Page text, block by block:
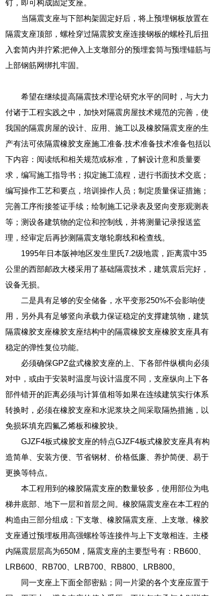
钉，即可构成固定支座。
当隔震支座与下部构架固定好后，将上预埋钢板放置在
隔震支座顶部，螺栓穿过隔震胶支座连接钢板的螺栓孔后扭
入套简内并拧紧;把伸入上支墩部分的预埋套筒与预埋锚筋与
上部钢筋网绑扎牢固。
希望在继续提高隔震技术理论研究水平的同时，与大力
付诸于工程实践之中，加快对隔震房屋技术规范的完善，使
我国的隔震房屋的设计、应用、施工以及橡胶隔震支座的生
产有法可依隔震橡胶支座施工准备.技术准备技术准备包括以
下内容：阅读纸和相关规范或标准，了解设计意和质量要
求，编写施工指导书；拟定施工流程，进行书面技术交底；
编写操作工艺和要点，培训操作人员；制定质量保证措施；
完善工序衔接签证手续；绘制施工记录表及竖向变形观测表
等；测设各建筑物的定位和控制线，并将测量记录报送监
理，经审定后再抄测隔震支墩轮廓线和检查线。
1995年日本阪神地区发生里氏7.2级地震，距离震中35
公里的西部邮政大楼采用了基础隔震技术，建筑震后完好，
设备无损。
二是具有足够的安全储备，水平变形250%不会影响使
用，另外具有足够竖向承载力保证稳定的支撑建筑物，建筑
隔震橡胶支座橡胶支座结构中的隔震橡胶支座橡胶支座具有
稳定的弹性复位功能。
必须确保GPZ盆式橡胶支座的上、下各部件纵横向必须
对中，或由于安装时温度与设计温度不同，支座纵向上下各
部件错开的距离必须与计算值相等如果在连续建筑实行体系
转换时，必须在橡胶支座和水泥浆块之间采取隔热措施，以
免损坏填充四氟乙烯板和橡胶块。
GJZF4板式橡胶支座的特点GJZF4板式橡胶支座具有构
造简单、安装方便、节省钢材、价格低廉、养护简便、易于
更换等特点。
本工程用到的橡胶隔震支座的数量较多，使用部位为电
梯井底部、地下一层和首层之间。橡胶隔震支座在本工程的
构造由三部分组成：下支墩、橡胶隔震支座、上支墩。橡胶
支座通过预埋板用高强螺栓等连接件与上下支墩相连。主楼
内隔震层层高为650M，隔震支座的主要型号有：RB600、
LRB600、RB700、LRB700、RB800、LRB800。
同一支座上下面全部密贴；同一片梁的各个支座应置于